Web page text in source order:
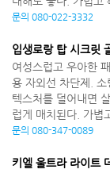
문의 080-022-3332
입생로랑 탑 시크릿
여성스럽고 우아한
용 자외선 차단제. 소
텍스처를 덜어내면
럽게 매치된다. 가볍
문의 080-347-0089
키엘 울트라 라이트